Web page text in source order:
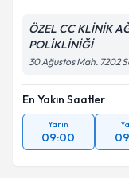
ÖZEL CC KLİNİK
POLİKLİNİĞİ
30 Ağustos Mah. 7202
En Yakın Saatler
Yarın
09:00